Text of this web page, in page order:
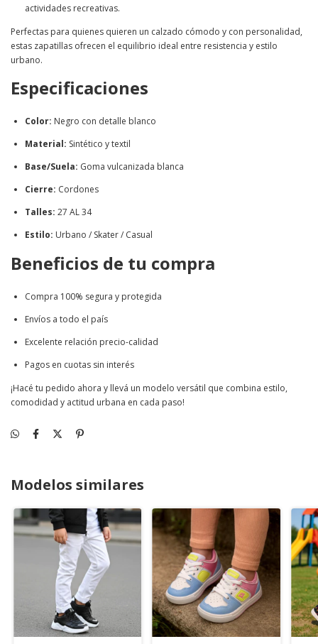
actividades recreativas.
Perfectas para quienes quieren un calzado cómodo y con personalidad,
estas zapatillas ofrecen el equilibrio ideal entre resistencia y estilo
urbano.
Especificaciones
Color: Negro con detalle blanco
Material: Sintético y textil
Base/Suela: Goma vulcanizada blanca
Cierre: Cordones
Talles: 27 AL 34
Estilo: Urbano / Skater / Casual
Beneficios de tu compra
Compra 100% segura y protegida
Envíos a todo el país
Excelente relación precio-calidad
Pagos en cuotas sin interés
¡Hacé tu pedido ahora y llevá un modelo versátil que combina estilo,
comodidad y actitud urbana en cada paso!
Modelos similares